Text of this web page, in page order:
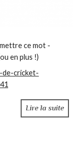
ce mot -
en plus !)
de-cricket-
Lire la suite